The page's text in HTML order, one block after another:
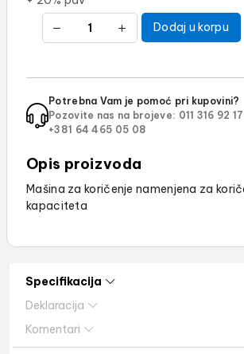
Dodaj u korpu
Potrebna Vam je pomoć pri kupovini?
Pozovite nas na brojeve: 011 316 92
+381 64 465 05 08
Opis proizvoda
Mašina za koričenje namenjena za
kapaciteta
Specifikacija
Deklaracija
Komentari